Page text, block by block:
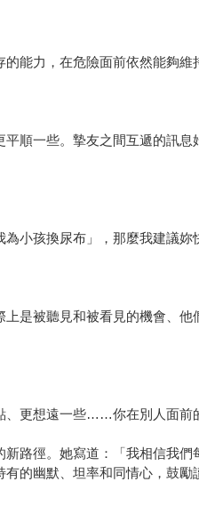
能力，在危險面前依然能夠維
順一些。摯友之間互遞的訊息
小孩換尿布」，那麼我建議妳
是被聽見和被看見的機會、他
、更想遠一些……你在別人面
路徑。她寫道：「我相信我們
的幽默、坦率和同情心，鼓勵